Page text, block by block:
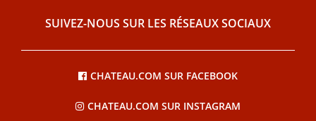
SUIVEZ-NOUS SUR LES RÉSEAUX SOCIAUX
CHATEAU.COM SUR FACEBOOK
CHATEAU.COM SUR INSTAGRAM